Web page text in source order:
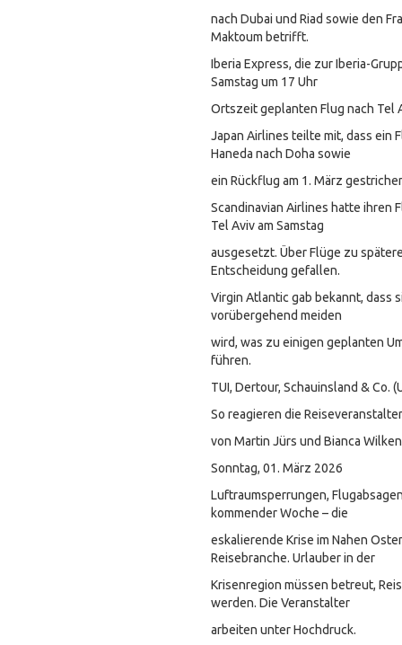
nach Dubai und Riad sowie den
Maktoum betrifft.
Iberia Express, die zur Iberia-
Samstag um 17 Uhr
Ortszeit geplanten Flug nach Tel
Japan Airlines teilte mit, dass ein
Haneda nach Doha sowie
ein Rückflug am 1. März
Scandinavian Airlines hatte ihren
Tel Aviv am Samstag
ausgesetzt. Über Flüge zu
Entscheidung gefallen.
Virgin Atlantic gab bekannt, dass
vorübergehend meiden
wird, was zu einigen geplanten
führen.
TUI, Dertour, Schauinsland & Co.
So reagieren die
von Martin Jürs und Bianca
Sonntag, 01. März 2026
Luftraumsperrungen,
kommender Woche – die
eskalierende Krise im Nahen
Reisebranche. Urlauber in der
Krisenregion müssen betreut,
werden. Die Veranstalter
arbeiten unter Hochdruck.